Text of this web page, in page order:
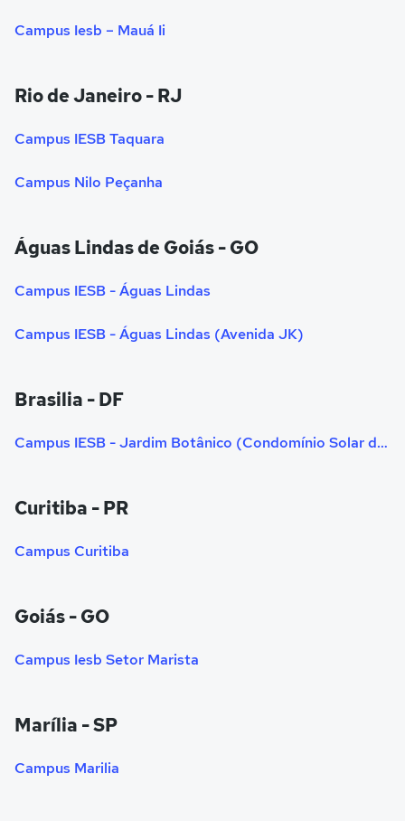
Campus Iesb – Mauá Ii
Rio de Janeiro - RJ
Campus IESB Taquara
Campus Nilo Peçanha
Águas Lindas de Goiás - GO
Campus IESB - Águas Lindas
Campus IESB - Águas Lindas (Avenida JK)
Brasilia - DF
Campus IESB - Jardim Botânico (Condomínio Solar de Brasília)
Curitiba - PR
Campus Curitiba
Goiás - GO
Campus Iesb Setor Marista
Marília - SP
Campus Marilia